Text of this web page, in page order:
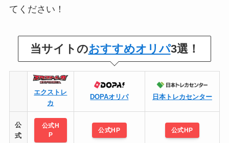
てください！
当サイトのおすすめオリパ3選！
エクストレ
カ
DOPAオリパ 日本トレカセンター
公
式
公式H
P
公式HP 公式HP